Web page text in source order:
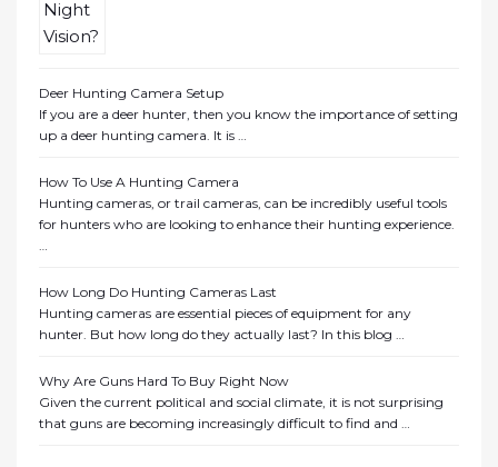
Deer Hunting Camera Setup
If you are a deer hunter, then you know the importance of setting
up a deer hunting camera. It is …
How To Use A Hunting Camera
Hunting cameras, or trail cameras, can be incredibly useful tools
for hunters who are looking to enhance their hunting experience.
…
How Long Do Hunting Cameras Last
Hunting cameras are essential pieces of equipment for any
hunter. But how long do they actually last? In this blog …
Why Are Guns Hard To Buy Right Now
Given the current political and social climate, it is not surprising
that guns are becoming increasingly difficult to find and …